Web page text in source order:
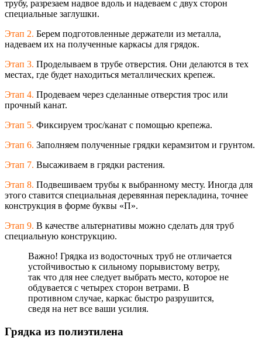
трубу, разрезаем надвое вдоль и надеваем с двух сторон
специальные заглушки.
Этап 2. Берем подготовленные держатели из металла,
надеваем их на полученные каркасы для грядок.
Этап 3. Проделываем в трубе отверстия. Они делаются в тех
местах, где будет находиться металлических крепеж.
Этап 4. Продеваем через сделанные отверстия трос или
прочный канат.
Этап 5. Фиксируем трос/канат с помощью крепежа.
Этап 6. Заполняем полученные грядки керамзитом и грунтом.
Этап 7. Высаживаем в грядки растения.
Этап 8. Подвешиваем трубы к выбранному месту. Иногда для
этого ставится специальная деревянная перекладина, точнее
конструкция в форме буквы «П».
Этап 9. В качестве альтернативы можно сделать для труб
специальную конструкцию.
Важно! Грядка из водосточных труб не отличается
устойчивостью к сильному порывистому ветру,
так что для нее следует выбрать место, которое не
обдувается с четырех сторон ветрами. В
противном случае, каркас быстро разрушится,
сведя на нет все ваши усилия.
Грядка из полиэтилена